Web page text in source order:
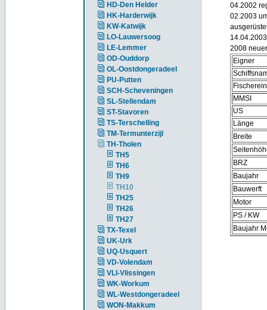
HD-Den Helder
HK-Harderwijk
KW-Katwijk
LO-Lauwersoog
LE-Lemmer
OD-Ouddorp
OL-Oostdongeradeel
PU-Putten
SCH-Scheveningen
SL-Stellendam
ST-Stavoren
TS-Terschelling
TM-Termunterzijl
TH-Tholen
TH5
TH6
TH9
TH10
TH25
TH26
TH27
TX-Texel
UK-Urk
UQ-Usquert
VD-Volendam
VLI-Vlissingen
WK-Workum
WL-Westdongeradeel
WON-Makkum
04.2002
02.2003
2008
Eigner
MMSI
US
Länge
Breite
BRZ
Baujahr
Bauwerft
Motor
PS / KW
Baujahr